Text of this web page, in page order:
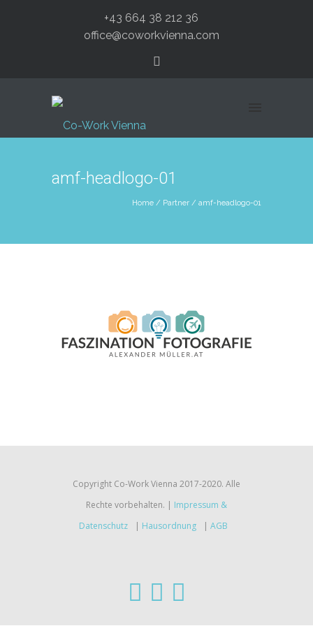
+43 664 38 212 36
office@coworkvienna.com
amf-headlogo-01
Home / Partner / amf-headlogo-01
Copyright Co-Work Vienna 2017-2020. Alle
Rechte vorbehalten. | Impressum &
Datenschutz
| Hausordnung | AGB